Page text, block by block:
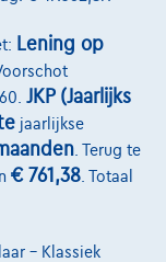
Lening op
JKP (Jaarlijks
jaarlijkse
. Terug te
€ 761,38 . Totaal
– Klassiek